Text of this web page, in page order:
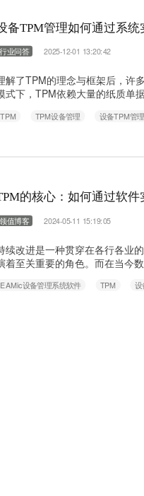
备TPM管理如何通过系统
行业问答 2025-12-01 13:20:42
解了TPM的理念与框架后，许
式下，TPM依赖大量的纸质单
大的数字化平台，让理念得以高
TPM TPM设备管理 设备TPM管
的核心：如何通过软件
领值博客 2024-05-11 15:19:05
续改进是一种贯穿在各行各业
着至关重要的角色。而在当今
理理念，旨在通过全员参与，实
EAMic设备管理系统软件 TPM 设